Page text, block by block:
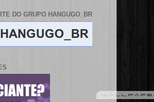
DO GRUPO HANGUGO_BR